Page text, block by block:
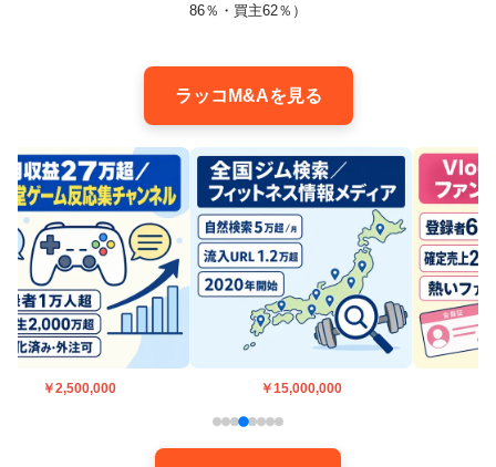
86％・買主62％）
ラッコM&Aを見る
￥2,500,000 ￥15,000,000